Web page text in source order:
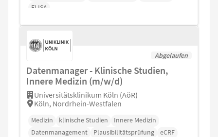
ELISA
Abgelaufen
Datenmanager - Klinische Studien,
Innere Medizin (m/w/d)
Universitätsklinikum Köln (AöR)
Köln, Nordrhein-Westfalen
Medizin klinische Studien
Innere Medizin
Datenmanagement
Plausibilitätsprüfung eCRF